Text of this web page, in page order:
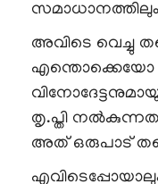
സമാധാനത്തിലും
അവിടെ വെച്ചു
എന്തൊക്കെയോ
തൃ.പ്തി
അത് ഒരുപാട്